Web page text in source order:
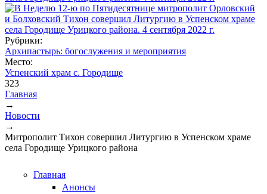
Рубрики:
Архипастырь: богослужения и мероприятия
Место:
Успенский храм с. Городище
323
Вы здесь
Главная
→
Новости
→
Митрополит Тихон совершил Литургию в Успенском храме
села Городище Урицкого района
Главная
Анонсы